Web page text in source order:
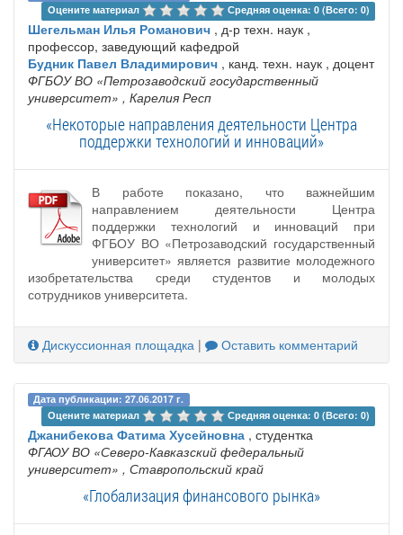
Оцените материал
Средняя оценка: 0 (Всего: 0)
Шегельман Илья Романович , д-р техн. наук ,
профессор, заведующий кафедрой
Будник Павел Владимирович , канд. техн. наук , доцент
ФГБOУ ВО «Петрозаводский государственный
университет» , Карелия Респ
«Некоторые направления деятельности Центра
поддержки технологий и инноваций»
В работе показано, что важнейшим
направлением деятельности Центра
поддержки технологий и инноваций при
ФГБОУ ВО «Петрозаводский государственный
университет» является развитие молодежного
изобретательства среди студентов и молодых
сотрудников университета.
Дискуссионная площадка | Оставить комментарий
Дата публикации: 27.06.2017 г.
Оцените материал
Средняя оценка: 0 (Всего: 0)
Джанибекова Фатима Хусейновна , студентка
ФГАОУ ВО «Северо-Кавказский федеральный
университет» , Ставропольский край
«Глобализация финансового рынка»